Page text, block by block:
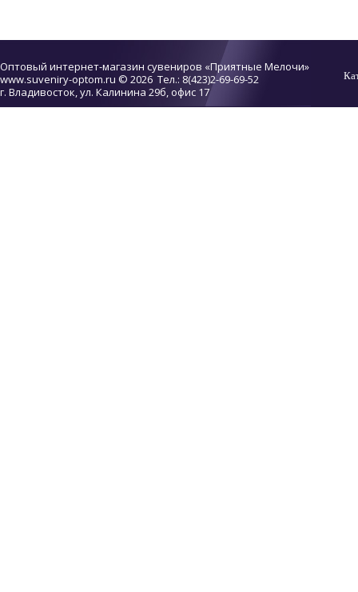
Оптовый интернет-магазин сувениров «Приятные Мелочи»
www.suveniry-optom.ru © 2026 Тел.: 8(423)2-69-69-52
г. Владивосток, ул. Калинина 29б, офис 17